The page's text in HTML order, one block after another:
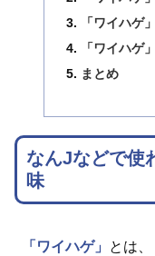
「ワイハゲ
「ワイハゲ
まとめ
なんJなどで使
味
「ワイハゲ」 とは、